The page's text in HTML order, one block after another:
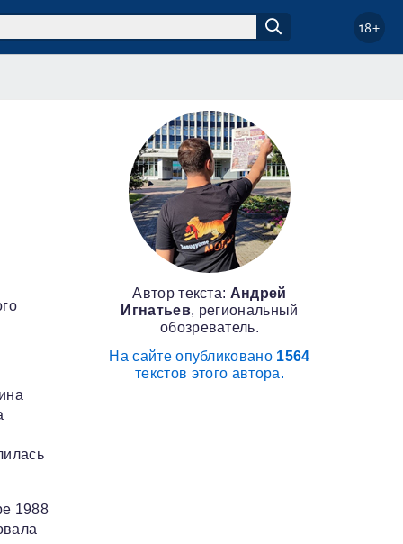
18+
1988
Автор текста: Андрей
Игнатьев, региональный
обозреватель.
На сайте опубликовано 1564
текстов этого автора.